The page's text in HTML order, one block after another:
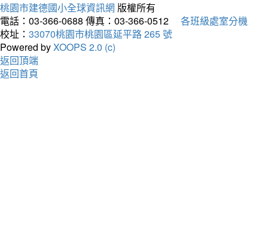
桃園市建德國小全球資訊網 版權所有
電話：03-366-0688 傳真：03-366-0512
各班級處室分機
校址： 33070桃園市桃園區延平路 265 號
Powered byXOOPS 2.0 (c)
返回頂端
返回首頁